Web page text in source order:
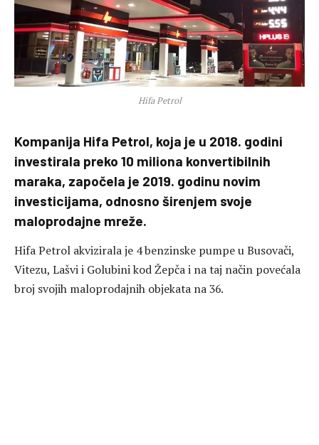
Hifa Petrol
Kompanija Hifa Petrol, koja je u 2018. godini
investirala preko 10 miliona konvertibilnih
maraka, započela je 2019. godinu novim
investicijama, odnosno širenjem svoje
maloprodajne mreže.
Hifa Petrol akvizirala je 4 benzinske pumpe u Busovači,
Vitezu, Lašvi i Golubini kod Žepča i na taj način povećala
broj svojih maloprodajnih objekata na 36.